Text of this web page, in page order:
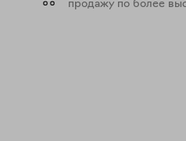
продажу по более